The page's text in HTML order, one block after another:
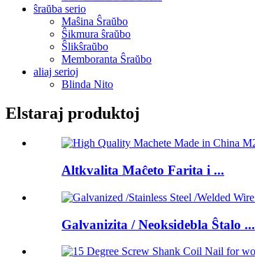
ŝraŭba serio
Maŝina Ŝraŭbo
Ŝikmura ŝraŭbo
Ŝlikŝraŭbo
Memboranta Ŝraŭbo
aliaj serioj
Blinda Nito
Elstaraj produktoj
Altkvalita Maĉeto Farita i ...
Galvanizita / Neoksidebla Ŝtalo ...